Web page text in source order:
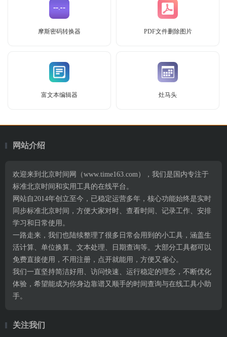
摩斯密码转换器 PDF文件删除图片
富文本编辑器 灶马头
网站介绍
欢迎来到北京时间网（www.time163.com），我们是国内专注于
标准北京时间和实用工具的在线平台。
网站自2014年创立至今，已稳定运营多年，核心功能始终是实时
同步标准北京时间，方便大家对时、查看时间、记录工作、安排
学习和日常使用。
一路走来，我们也陆续整理了很多日常会用到的小工具，涵盖生
活计算、单位换算、文本处理、日期查询等。大部分工具都可以
免费直接使用，不用注册，点开就能用，方便又省心。
我们一直坚持简洁好用、访问快速、运行稳定的理念，不断优化
体验，希望能成为你身边靠谱又顺手的时间查询与在线工具小助
手。
关注我们